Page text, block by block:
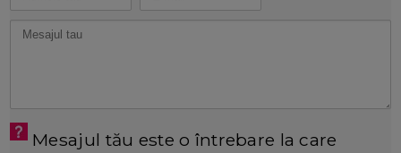
Mesajul tău este o întrebare la care